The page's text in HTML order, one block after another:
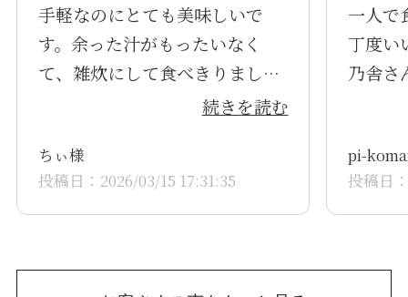
手軽なのにとても美味しいで
す。余った汁がもったいなく
て、雑炊にして食べきりまし
た。 スンドゥブチゲと同じ辛味
して欲しいほどです。
続きを読む
ちぃ様
投稿日：2026/03/15 17:31:35
一人で
丁度い
乃舎さ
pi-
投稿日